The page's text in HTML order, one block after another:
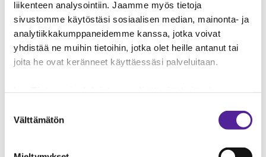
liikenteen analysointiin. Jaamme myös tietoja
sivustomme käytöstäsi sosiaalisen median, mainonta- ja
analytiikkakumppaneidemme kanssa, jotka voivat
yhdistää ne muihin tietoihin, jotka olet heille antanut tai
joita he ovat keränneet käyttäessäsi palveluitaan.
henkilökohtaisia tietojasi.
Googlen Business Data
-sivuston mukaisesti varmistamme
valinta
Välttämätön
Sähköpostiosoite
Puhelinnumero